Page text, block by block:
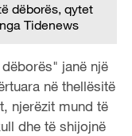
dëborës, qytet
Tidenews
janë një
në thellësitë
njerëzit mund të
dhe të shijojnë